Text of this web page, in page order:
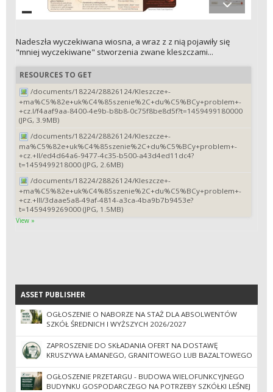
Nadeszła wyczekiwana wiosna, a wraz z z nią pojawiły się
"mniej wyczekiwane" stworzenia zwane kleszczami...
RESOURCES TO GET
/documents/18224/28826124/Kleszcze+-
+ma%C5%82e+uk%C4%85szenie%2C+du%C5%BCy+problem+-
+cz.I/f4aaf9aa-8400-4e9b-b8b8-0c75f8be8d5f?t=1459499180000
(JPG, 3.9MB)
/documents/18224/28826124/Kleszcze+-
ma%C5%82e+uk%C4%85szenie%2C+du%C5%BCy+problem+-
+cz.+II/ed4d64a6-9477-4c35-b500-a43d4ed11dc4?
t=1459499218000 (JPG, 2.6MB)
/documents/18224/28826124/Kleszcze+-
+ma%C5%82e+uk%C4%85szenie%2C+du%C5%BCy+problem+-
+cz.+III/3daae5a8-49af-4814-a3ca-4ba9b7b9453e?
t=1459499269000 (JPG, 1.5MB)
View »
ASSET PUBLISHER
ASSET PUBLISHER
OGŁOSZENIE O NABORZE NA STAŻ DLA ABSOLWENTÓW
SZKÓŁ ŚREDNICH I WYŻSZYCH 2026/2027
ZAPROSZENIE DO SKŁADANIA OFERT NA DOSTAWĘ
KRUSZYWA ŁAMANEGO, GRANITOWEGO LUB BAZALTOWEGO
OGŁOSZENIE PRZETARGU - BUDOWA WIELOFUNKCYJNEGO
BUDYNKU GOSPODARCZEGO NA POTRZEBY SZKÓŁKI LEŚNEJ